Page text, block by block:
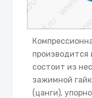
производится
состоит из
зажимной
(цанги),